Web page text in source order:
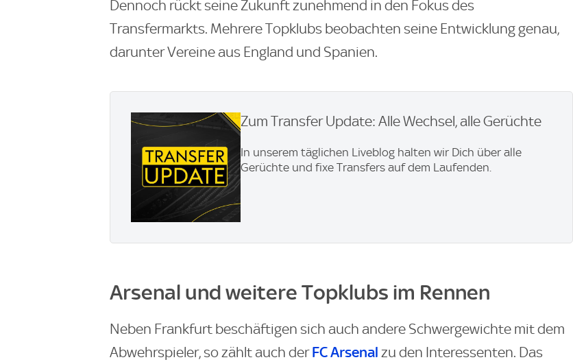
Dennoch rückt seine Zukunft zunehmend in den Fokus des
Transfermarkts. Mehrere Topklubs beobachten seine Entwicklung genau,
darunter Vereine aus England und Spanien.
Zum Transfer Update: Alle Wechsel, alle Gerüchte
In unserem täglichen Liveblog halten wir Dich über alle
Gerüchte und fixe Transfers auf dem Laufenden.
Arsenal und weitere Topklubs im Rennen
Neben Frankfurt beschäftigen sich auch andere Schwergewichte mit dem
Abwehrspieler, so zählt auch derFC Arsenal zu den Interessenten. Das